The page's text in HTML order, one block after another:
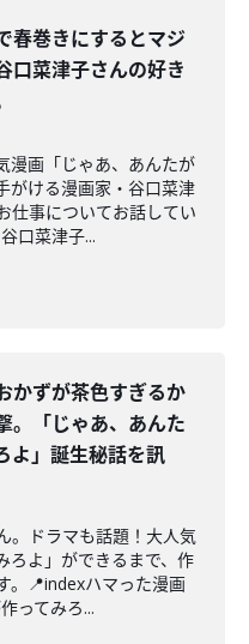
春巻きにするとマジ
口菜津子さんの好き
漫画「じゃあ、あんたが
がける漫画家・谷口菜津
仕事についてお話してい
口菜津子...
かずが茶色すぎるか
。「じゃあ、あんた
よ」誕生秘話を訊
。ドラマも話題！大人気
ろよ」ができるまで、作
。📍indexハマった漫画
ってみろ...